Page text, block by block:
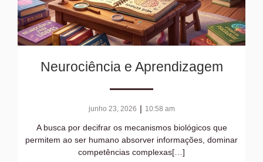
Neurociência e Aprendizagem
junho 23, 2026 | 10:58 am
A busca por decifrar os mecanismos biológicos que
permitem ao ser humano absorver informações, dominar
competências complexas[…]